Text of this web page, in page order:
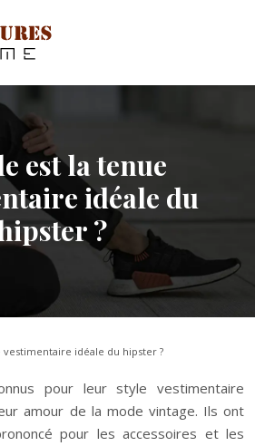
est la tenue
idéale du
?
idéale du hipster ?
pour leur style vestimentaire
amour de la mode vintage. Ils ont
pour les accessoires et les